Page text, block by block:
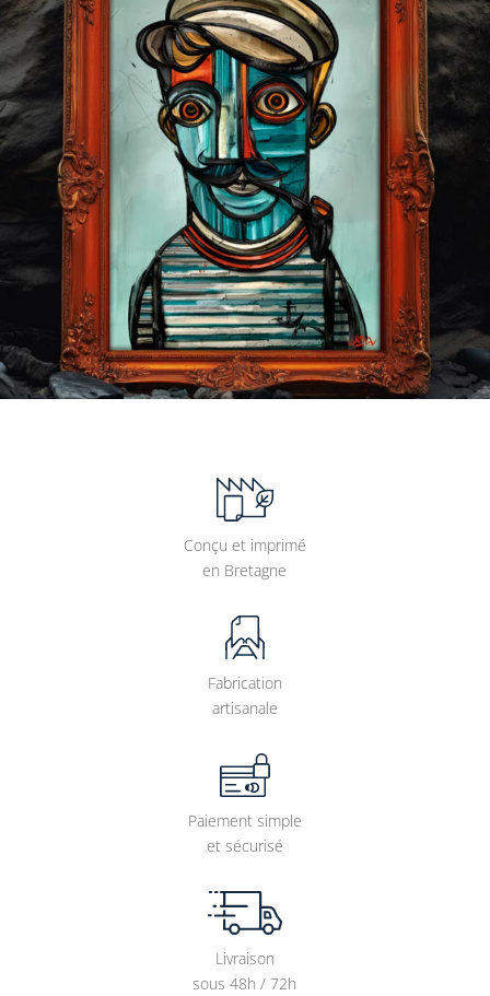
Conçu et imprimé
en Bretagne
Fabrication
artisanale
Paiement simple
et sécurisé
Livraison
sous 48h / 72h